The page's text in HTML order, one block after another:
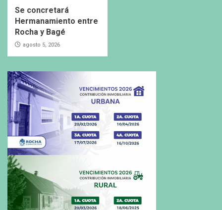
Se concretará
Hermanamiento entre
Rocha y Bagé
agosto 5, 2026